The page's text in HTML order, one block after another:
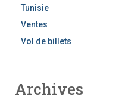
Tunisie
Ventes
Vol de billets
Archives